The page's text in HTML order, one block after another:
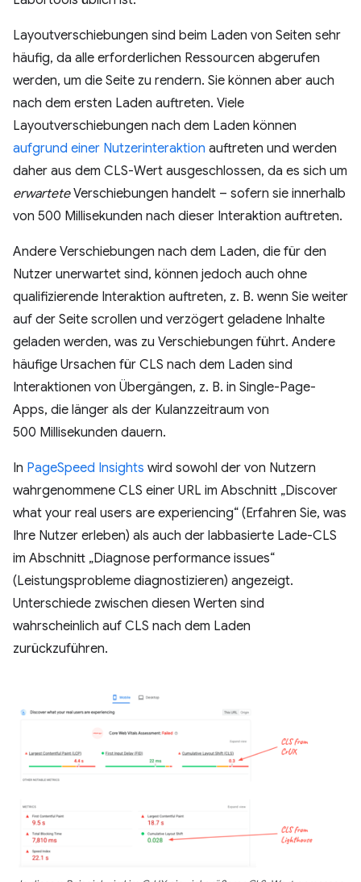
Layoutverschiebungen sind beim Laden von Seiten sehr
häufig, da alle erforderlichen Ressourcen abgerufen
werden, um die Seite zu rendern. Sie können aber auch
nach dem ersten Laden auftreten. Viele
Layoutverschiebungen nach dem Laden können
aufgrund einer Nutzerinteraktion auftreten und werden
daher aus dem CLS-Wert ausgeschlossen, da es sich um
erwarteteVerschiebungen handelt – sofern sie innerhalb
von 500 Millisekunden nach dieser Interaktion auftreten.
Andere Verschiebungen nach dem Laden, die für den
Nutzer unerwartet sind, können jedoch auch ohne
qualifizierende Interaktion auftreten, z. B. wenn Sie weiter
auf der Seite scrollen und verzögert geladene Inhalte
geladen werden, was zu Verschiebungen führt. Andere
häufige Ursachen für CLS nach dem Laden sind
Interaktionen von Übergängen, z. B. in Single-Page-
Apps, die länger als der Kulanzzeitraum von
500 Millisekunden dauern.
In PageSpeed Insights wird sowohl der von Nutzern
wahrgenommene CLS einer URL im Abschnitt „Discover
what your real users are experiencing“ (Erfahren Sie, was
Ihre Nutzer erleben) als auch der labbasierte Lade-CLS
im Abschnitt „Diagnose performance issues“
(Leistungsprobleme diagnostizieren) angezeigt.
Unterschiede zwischen diesen Werten sind
wahrscheinlich auf CLS nach dem Laden
zurückzuführen.